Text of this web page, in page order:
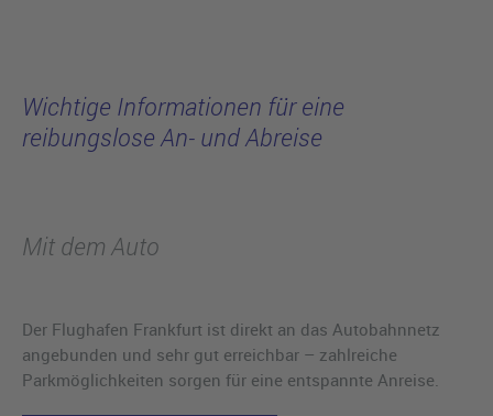
Wichtige Informationen für eine
reibungslose An- und Abreise
Mit dem Auto
Der Flughafen Frankfurt ist direkt an das Autobahnnetz
angebunden und sehr gut erreichbar – zahlreiche
Parkmöglichkeiten sorgen für eine entspannte Anreise.